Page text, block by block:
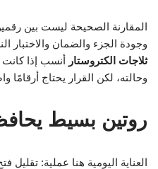
المقارنة الصحيحة ليست بين
وجودة الجزء والضمان والاختبار
ثلاجات الكتروستار أنسب إذا كانت
وحالته، لكن القرار يحتاج أرقامًا
روتين بسيط
العناية اليومية هنا عملية: